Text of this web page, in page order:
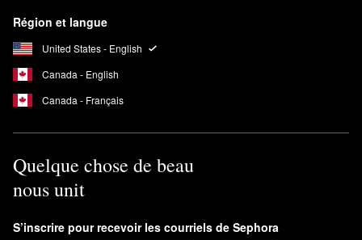
Région et langue
United States - English
Canada - English
Canada - Français
Quelque chose de beau
nous unit
S’inscrire pour recevoir les courriels de Sephora